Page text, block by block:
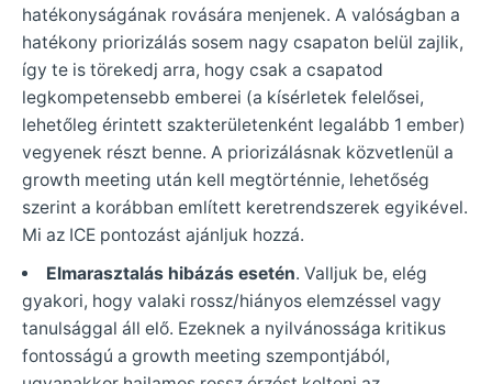
hatékonyságának rovására menjenek. A valóságban a
hatékony priorizálás sosem nagy csapaton belül zajlik,
így te is törekedj arra, hogy csak a csapatod
legkompetensebb emberei (a kísérletek felelősei,
lehetőleg érintett szakterületenként legalább 1 ember)
vegyenek részt benne. A priorizálásnak közvetlenül a
growth meeting után kell megtörténnie, lehetőség
szerint a korábban említett keretrendszerek egyikével.
Mi az ICE pontozást ajánljuk hozzá.
Elmarasztalás hibázás esetén. Valljuk be, elég
gyakori, hogy valaki rossz/hiányos elemzéssel vagy
tanulsággal áll elő. Ezeknek a nyilvánossága kritikus
fontosságú a growth meeting szempontjából,